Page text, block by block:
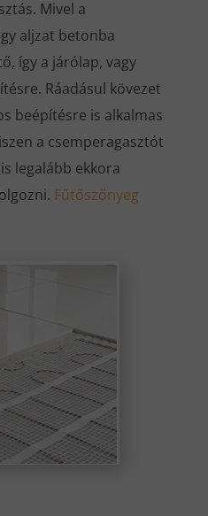
Mivel a
aljzat betonba
így a járólap, vagy
Ráadásul kövezet
beépítésre is alkalmas
a csemperagasztót
legalább ekkora
Fűtőszőnyeg